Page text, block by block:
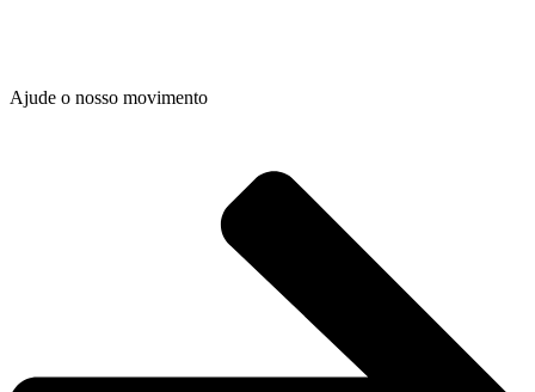
Ajude o nosso movimento